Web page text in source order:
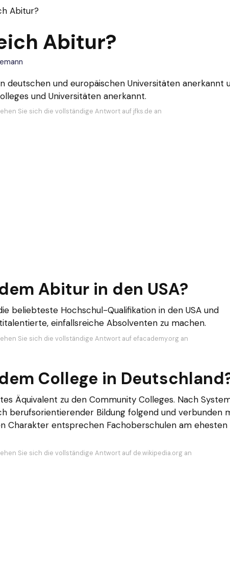
Abitur?
Abitur?
deutschen und europäischen Universitäten anerkannt
und Universitäten anerkannt.
Sie sich die vollständige Antwort auf jfks.de an
Abitur in den USA?
beliebteste Hochschul-Qualifikation in den USA und
einfallsreiche Absolventen zu machen.
Sie sich die vollständige Antwort auf efacademy.org an
College in
Äquivalent zu den Community Colleges. Nach
berufsorientierender Bildung folgend und verbunden
Charakter entsprechen Fachoberschulen am ehesten
Sie sich die vollständige Antwort auf de.wikipedia.org an